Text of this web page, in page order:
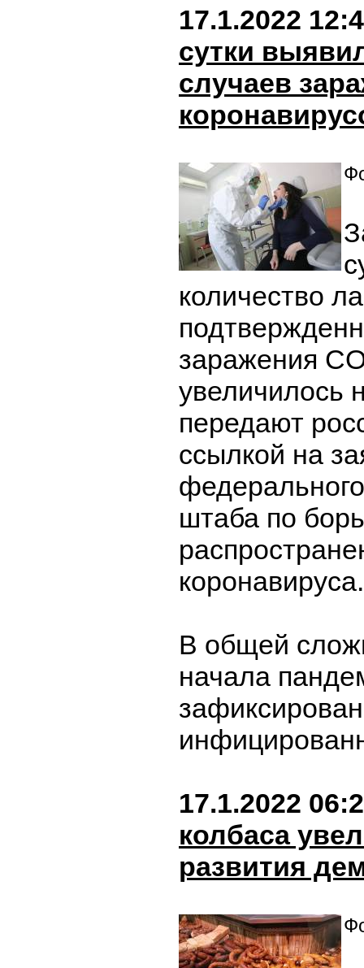
17.1.2022
сутки
случаев
количество
заражения
увеличилось
передают
ссылкой на
штаба по
коронавируса.
В общей
начала
17.1.2022
колбаса
развития